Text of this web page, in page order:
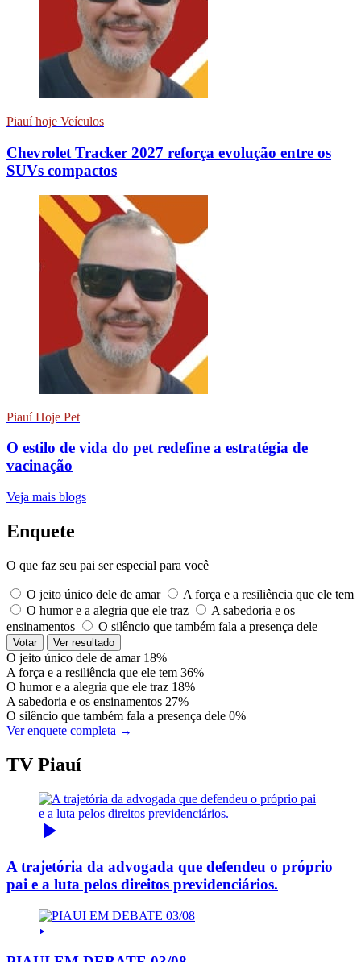
Piauí hoje Veículos
Chevrolet Tracker 2027 reforça evolução entre os
SUVs compactos
Piauí Hoje Pet
O estilo de vida do pet redefine a estratégia de
vacinação
Veja mais blogs
Enquete
O que faz seu pai ser especial para você
O jeito único dele de amar
A força e a resiliência que ele tem
O humor e a alegria que ele traz
A sabedoria e os
ensinamentos
O silêncio que também fala a presença dele
Votar Ver resultado
O jeito único dele de amar 18%
A força e a resiliência que ele tem 36%
O humor e a alegria que ele traz 18%
A sabedoria e os ensinamentos 27%
O silêncio que também fala a presença dele 0%
Ver enquete completa →
TV Piauí
A trajetória da advogada que defendeu o próprio
pai e a luta pelos direitos previdenciários.